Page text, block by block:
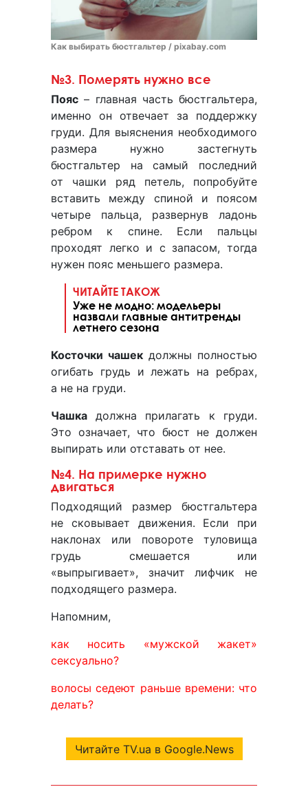
Как выбирать бюстгальтер / pixabay.com
№3. Померять нужно все
Пояс – главная часть бюстгальтера,
именно он отвечает за поддержку
груди. Для выяснения необходимого
размера нужно застегнуть
бюстгальтер на самый последний
от чашки ряд петель, попробуйте
вставить между спиной и поясом
четыре пальца, развернув ладонь
ребром к спине. Если пальцы
проходят легко и с запасом, тогда
нужен пояс меньшего размера.
ЧИТАЙТЕ ТАКОЖ
Уже не модно: модельеры
назвали главные антитренды
летнего сезона
Косточки чашек должны полностью
огибать грудь и лежать на ребрах,
а не на груди.
Чашка должна прилагать к груди.
Это означает, что бюст не должен
выпирать или отставать от нее.
№4. На примерке нужно
двигаться
Подходящий размер бюстгальтера
не сковывает движения. Если при
наклонах или повороте туловища
грудь смешается или
«выпрыгивает», значит лифчик не
подходящего размера.
Напомним,
как носить «мужской жакет»
сексуально?
волосы седеют раньше времени: что
делать?
Читайте TV.ua в Google.News